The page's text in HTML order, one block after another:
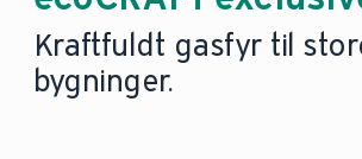
Kraftfuldt gasfyr til
bygninger.